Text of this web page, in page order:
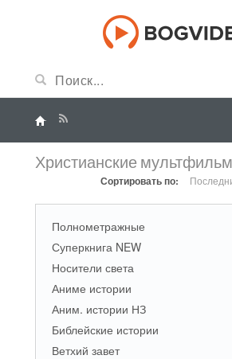
Христианские
Сортировать по:
Полнометражные
Суперкнига NEW
Носители света
Аниме истории
Аним. истории НЗ
Библейские истории
Ветхий завет